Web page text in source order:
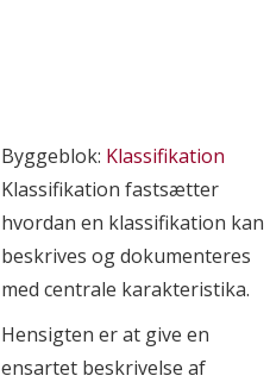
Byggeblok: Klassifikation
Klassifikation fastsætter
hvordan en klassifikation kan
beskrives og dokumenteres
med centrale karakteristika.
Hensigten er at give en
ensartet beskrivelse af